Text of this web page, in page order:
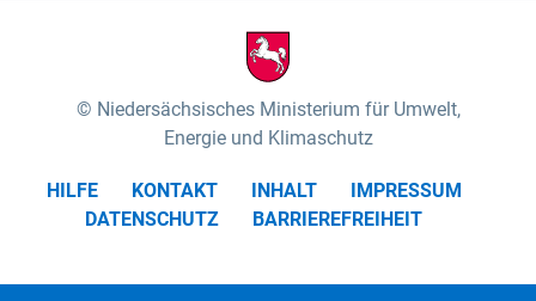
Niedersächsisches Ministerium für Umwelt,
Energie und Klimaschutz
HILFE KONTAKT INHALT
IMPRESSUM
DATENSCHUTZ
BARRIEREFREIHEIT